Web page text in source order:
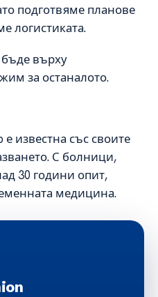
подготвяме планове
логистиката.
върху
за останалото.
е известна със своите
С болници,
30 години опит,
медицина.